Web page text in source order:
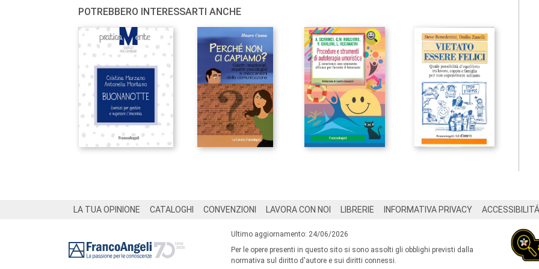
POTREBBERO INTERESSARTI ANCHE
LA TUA OPINIONE CATALOGHI CONVENZIONI LAVORA CON NOI LIBRERIE INFORMATIVA PRIVACY ACCESSIBILITÁ
Ultimo aggiornamento: 24/06/2026
Per le opere presenti in questo sito si sono assolti gli obblighi previsti dalla
normativa sul diritto d'autore e sui diritti connessi.